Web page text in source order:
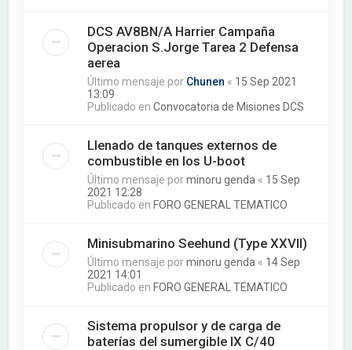
DCS AV8BN/A Harrier Campaña
Operacion S.Jorge Tarea 2 Defensa
aerea
Último mensaje por Chunen « 15 Sep 2021
13:09
Publicado enConvocatoria de Misiones DCS
Llenado de tanques externos de
combustible en los U-boot
Último mensaje porminoru genda « 15 Sep
2021 12:28
Publicado en FORO GENERAL TEMATICO
Minisubmarino Seehund (Type XXVII)
Último mensaje porminoru genda « 14 Sep
2021 14:01
Publicado en FORO GENERAL TEMATICO
Sistema propulsor y de carga de
baterías del sumergible IX C/40